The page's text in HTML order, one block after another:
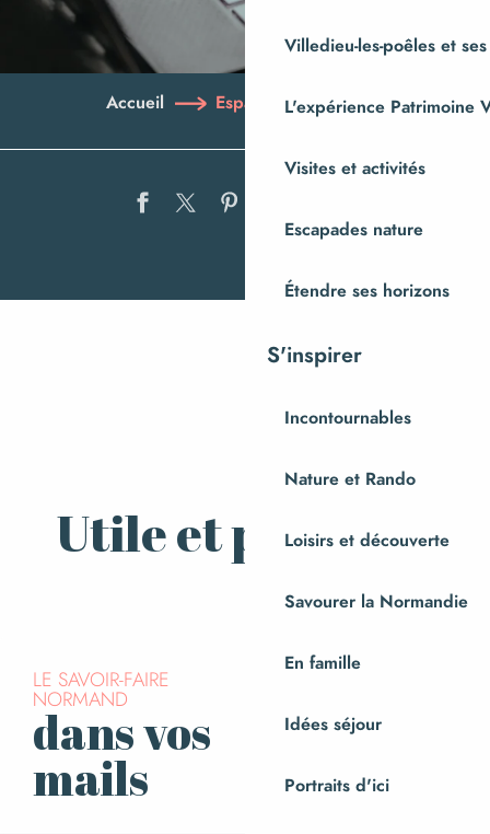
Villedieu-les-poêles et
L'expérience Patrimoine
Visites et activités
Escapades nature
Étendre ses horizons
S'inspirer
Incontournables
Nature et Rando
Loisirs et découverte
Savourer la Normandie
En famille
Idées séjour
Portraits d'ici
Accueil Espaces pro / presse
Presse
Utile et pratique
LE SAVOIR-FAIRE
NORMAND
dans vos
mails
S’inscrire à la